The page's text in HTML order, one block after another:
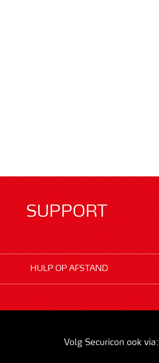
SUPPORT
HULP OP AFSTAND
Volg Securicon ook via: